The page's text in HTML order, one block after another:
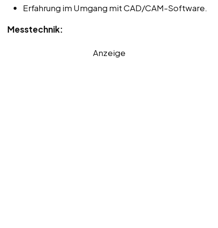
Erfahrung im Umgang mit CAD/CAM-Software.
Messtechnik:
Anzeige